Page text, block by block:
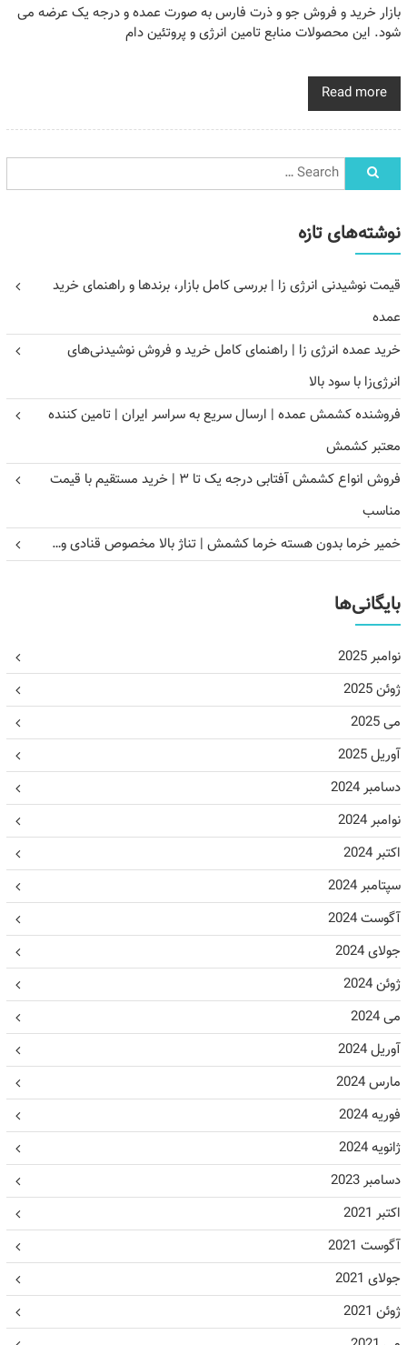
بازار خرید و فروش‌ جو و ذرت فارس به صورت عمده و درجه یک عرضه می
شود. این محصولات منابع تامین انرژی و پروتئین دام
Read more
نوشته‌های تازه
قیمت نوشیدنی انرژی زا | بررسی کامل بازار، برندها و راهنمای خرید
عمده
خرید عمده انرژی زا | راهنمای کامل خرید و فروش نوشیدنی‌های
انرژی‌زا با سود بالا
فروشنده کشمش عمده | ارسال سریع به سراسر ایران | تامین کننده
معتبر کشمش
فروش انواع کشمش آفتابی درجه یک تا ۳ | خرید مستقیم با قیمت
مناسب
خمیر خرما بدون هسته خرما کشمش | تناژ بالا مخصوص قنادی و…
بایگانی‌ها
نوامبر 2025
ژوئن 2025
می 2025
آوریل 2025
دسامبر 2024
نوامبر 2024
اکتبر 2024
سپتامبر 2024
آگوست 2024
جولای 2024
ژوئن 2024
می 2024
آوریل 2024
مارس 2024
فوریه 2024
ژانویه 2024
دسامبر 2023
اکتبر 2021
آگوست 2021
جولای 2021
ژوئن 2021